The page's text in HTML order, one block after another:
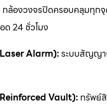
กล้องวงจรปิดครอบคลุมทุกจุ
24 ชั่วโมง
Laser Alarm):ระบบสัญญา
Vault): ทรัพย์